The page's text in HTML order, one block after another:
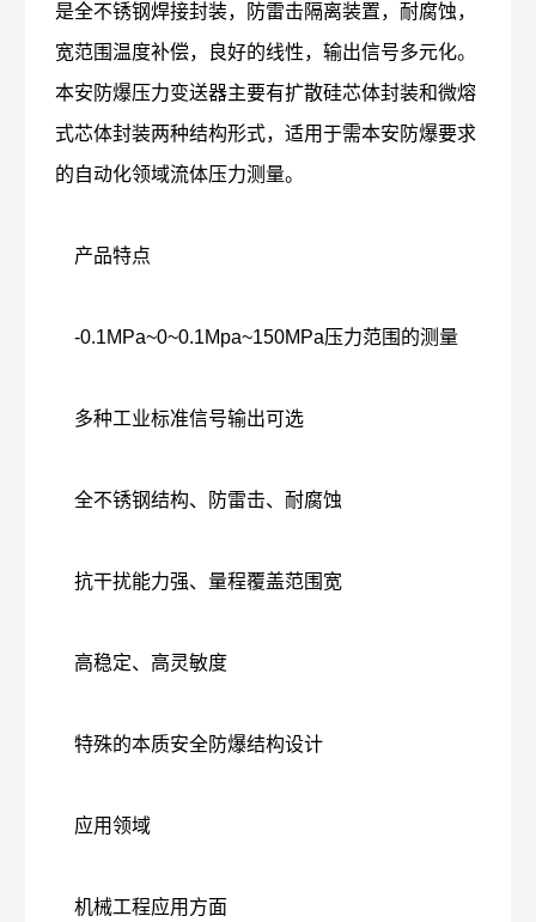
是全不锈钢焊接封装，防雷击隔离装置，耐腐蚀，
宽范围温度补偿，良好的线性，输出信号多元化。
本安防爆压力变送器主要有扩散硅芯体封装和微熔
式芯体封装两种结构形式，适用于需本安防爆要求
的自动化领域流体压力测量。
产品特点
-0.1MPa~0~0.1Mpa~150MPa压力范围的测量
多种工业标准信号输出可选
全不锈钢结构、防雷击、耐腐蚀
抗干扰能力强、量程覆盖范围宽
高稳定、高灵敏度
特殊的本质安全防爆结构设计
应用领域
机械工程应用方面